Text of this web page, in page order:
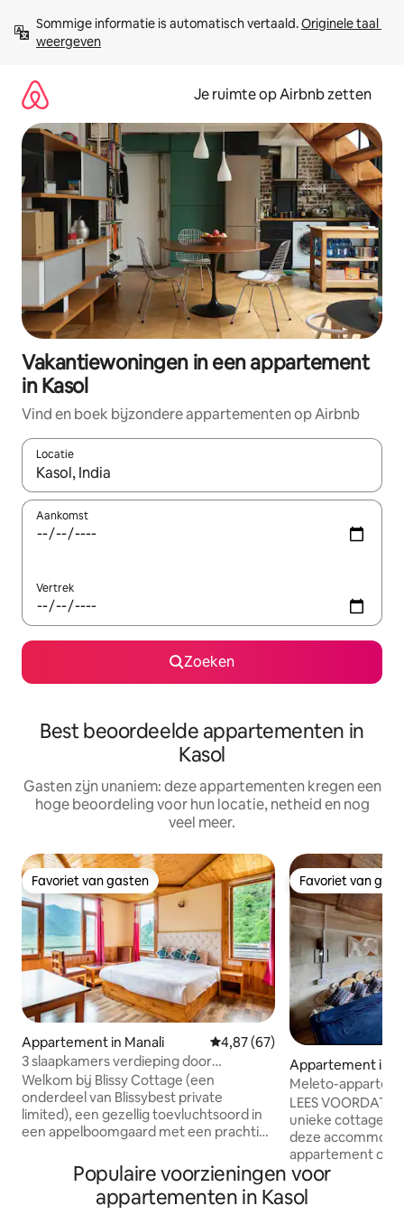
direct
naar
Sommige informatie is automatisch vertaald. Originele taal
weergeven
Je ruimte op Airbnb zetten
Vakantiewoningen in een appartement
in Kasol
Vind en boek bijzondere appartementen op Airbnb
Locatie
Wanneer er suggesties beschikbaar zijn, maak je een keuze
Aankomst
Vertrek
Zoeken
Best beoordeelde appartementen in
Kasol
Gasten zijn unaniem: deze appartementen kregen een
hoge beoordeling voor hun locatie, netheid en nog
veel meer.
Favoriet van gasten
Favoriet van gasten
Appartement in Manali Gemiddelde beoordeling van
4,87 (67)
3 slaapkamers verdieping door
Blissybest Pvt Ltd
Welkom bij Blissy Cottage (een
onderdeel van Blissybest private
limited), een gezellig toevluchtsoord in
een appelboomgaard met een prachtig
Seizoensgebonden keukenupdate: in juli
en augustus is onze chef-kok niet
beschikbaar bij de accommodatie.
Favoriet van
Favoriet van
Appartement in
Meleto-
op de bovenste
LEES VOORDAT
unieke cottage
deze
appartement op
verdieping. ★ We hebben een
woonruimte voor
gebruik). ★ In Manali, het is gelegen in
Populaire voorzieningen voor
appartementen in Kasol